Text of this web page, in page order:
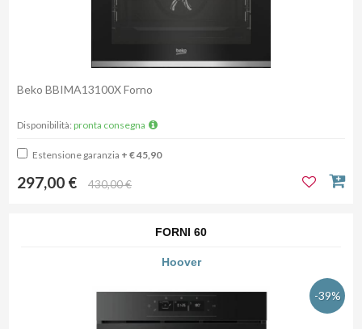
Beko BBIMA13100X Forno
Disponibilità: pronta consegna
Estensione garanzia + € 45,90
297,00 € 430,00 €
FORNI 60
Hoover
-39%